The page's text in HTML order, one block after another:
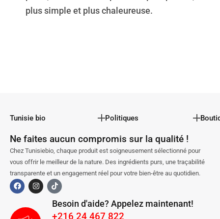
plus simple et plus chaleureuse.
Tunisie bio Politiques
Ne faites aucun compromis sur la qualité !
Chez Tunisiebio, chaque produit est soigneusement sélectionné pour
vous offrir le meilleur de la nature. Des ingrédients purs, une traçabilité
transparente et un engagement réel pour votre bien-être au quotidien.
Besoin d'aide? Appelez maintenant!
+216 24 467 822